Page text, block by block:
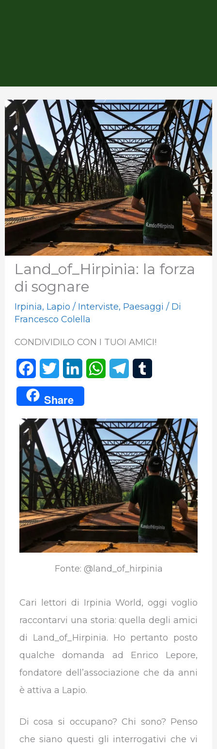
Land_of_Hirpinia: la forza
di sognare
Irpinia, Lapio / Interviste, Paesaggi / Di
Francesco Colella
CONDIVIDILO CON I TUOI AMICI!
a
c
e
b
o
o
k
w
i
t
t
e
r
i
n
k
e
d
I
n
W
t
s
A
p
p
e
g
r
a
m
b
l
r
Share
Fonte: @land_of_hirpinia
Cari lettori di Irpinia World, oggi voglio
raccontarvi una storia: quella degli amici
di Land_of_Hirpinia. Ho pertanto posto
qualche domanda ad Enrico Lepore,
fondatore dell’associazione che da anni
è attiva a Lapio.
Di cosa si occupano? Chi sono? Penso
che siano questi gli interrogativi che vi